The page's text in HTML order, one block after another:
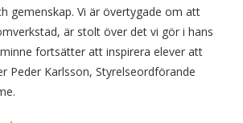
gemenskap. Vi är övertygade om att
är stolt över det vi gör i hans
fortsätter att inspirera elever att
Peder Karlsson, Styrelseordförande